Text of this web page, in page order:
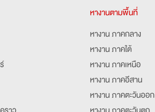
หางานตามพื้นที่
หางาน ภาคกลาง
หางาน ภาคใต้
หางาน ภาคเหนือ
หางาน ภาคอีสาน
หางาน ภาคตะวันออก